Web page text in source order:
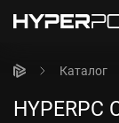
Каталог
HYPERPC